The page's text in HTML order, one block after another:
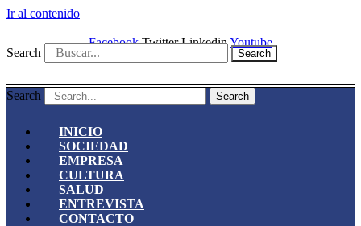
Ir al contenido
Facebook Twitter LinkedinYoutube
Search Search
Search Search
INICIO
SOCIEDAD
EMPRESA
CULTURA
SALUD
ENTREVISTA
CONTACTO